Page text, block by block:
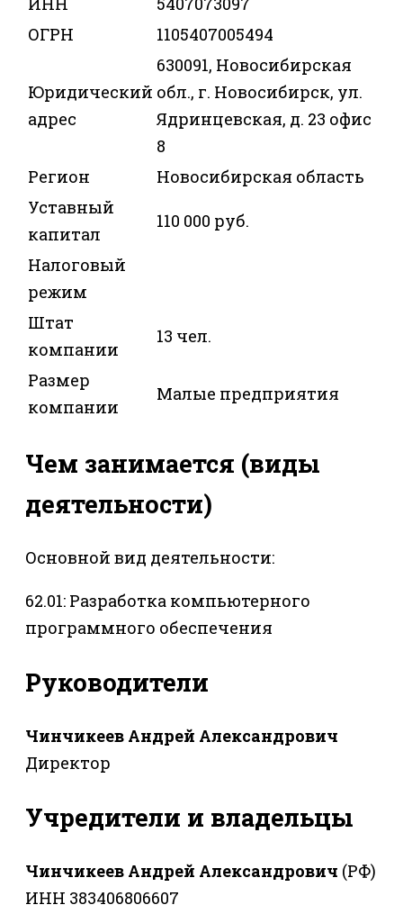
ОГРН
1105407005494
Юридический
адрес
630091, Новосибирская
обл., г. Новосибирск, ул.
Ядринцевская, д. 23 офис
8
Регион
Новосибирская область
Уставный
капитал
110 000 руб.
Налоговый
режим
Штат
компании
13 чел.
Размер
компании
Малые предприятия
Чем занимается (виды
деятельности)
Основной вид деятельности:
62.01: Разработка компьютерного
программного обеспечения
Руководители
Чинчикеев Андрей Александрович
Директор
Учредители и владельцы
Чинчикеев Андрей Александрович (РФ)
ИНН 383406806607